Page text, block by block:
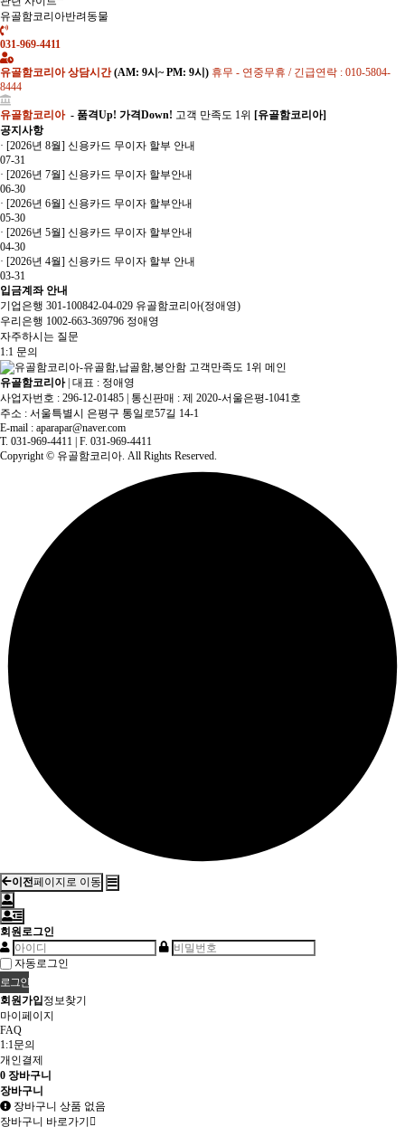
유골함코리아반려동물
031-969-4411
유골함코리아 상담시간(AM: 9시~ PM: 9시) 휴무 - 연중무휴 / 긴급연락 : 010-5804-
8444
유골함코리아- 품격Up! 가격Down! 고객 만족도 1위 [유골함코리아]
공지사항
· [2026년 8월] 신용카드 무이자 할부 안내
07-31
· [2026년 7월] 신용카드 무이자 할부안내
06-30
· [2026년 6월] 신용카드 무이자 할부안내
05-30
· [2026년 5월] 신용카드 무이자 할부안내
04-30
· [2026년 4월] 신용카드 무이자 할부 안내
03-31
입금계좌 안내
기업은행 301-100842-04-029 유골함코리아(정애영)
우리은행 1002-663-369796 정애영
자주하시는 질문
1:1 문의
유골함코리아 대표 : 정애영
사업자번호 : 296-12-01485
통신판매 : 제 2020-서울은평-1041호
주소 : 서울특별시 은평구 통일로57길 14-1
E-mail : aparapar@naver.com
T. 031-969-4411 F. 031-969-4411
Copyright© 유골함코리아. All Rights Reserved.
이전페이지로 이동
회원로그인
자동로그인
회원가입 정보찾기
마이페이지
FAQ
1:1문의
개인결제
0 장바구니
장바구니
장바구니 상품 없음
장바구니 바로가기